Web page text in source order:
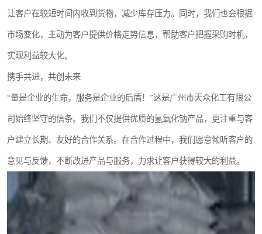
让客户在较短时间内收到货物，减少库存压力。同时，我们也会根据
市场变化，主动为客户提供价格走势信息，帮助客户把握采购时机，
实现利益较大化。
携手共进，共创未来
“量是企业的生命，服务是企业的后盾！”这是广州市天众化工有限公
司始终坚守的信条。我们不仅提供优质的氢氧化钠产品，更注重与客
户建立长期、友好的合作关系。在合作过程中，我们愿意倾听客户的
意见与反馈，不断改进产品与服务，力求让客户获得较大的利益。